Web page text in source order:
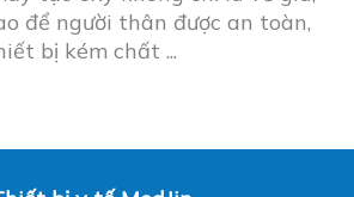
Điều khoản dịch vụ
Hướng dẫn thanh toán
Chính sách nội dung
xã hội